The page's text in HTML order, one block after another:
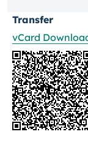
Transfer
vCard